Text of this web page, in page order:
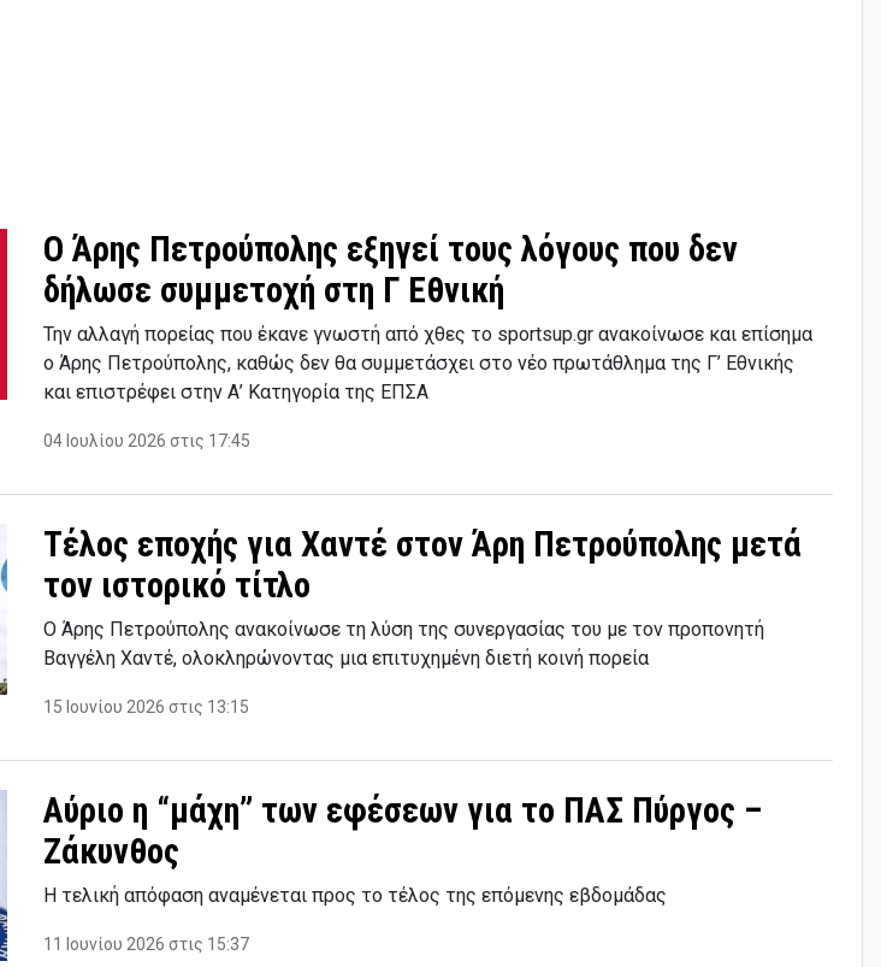
Ο Άρης Πετρούπολης εξηγεί τους λόγους που δεν
δήλωσε συμμετοχή στη Γ Εθνική
Την αλλαγή πορείας που έκανε γνωστή από χθες το sportsup.gr ανακοίνωσε και επίσημα
ο Άρης Πετρούπολης, καθώς δεν θα συμμετάσχει στο νέο πρωτάθλημα της Γ’ Εθνικής
και επιστρέφει στην Α’ Κατηγορία της ΕΠΣΑ
04 Ιουλίου 2026 στις 17:45
Τέλος εποχής για Χαντέ στον Άρη Πετρούπολης μετά
τον ιστορικό τίτλο
Ο Άρης Πετρούπολης ανακοίνωσε τη λύση της συνεργασίας του με τον προπονητή
Βαγγέλη Χαντέ, ολοκληρώνοντας μια επιτυχημένη διετή κοινή πορεία
15 Ιουνίου 2026 στις 13:15
Αύριο η “μάχη” των εφέσεων για το ΠΑΣ Πύργος –
Ζάκυνθος
Η τελική απόφαση αναμένεται προς το τέλος της επόμενης εβδομάδας
11 Ιουνίου 2026 στις 15:37